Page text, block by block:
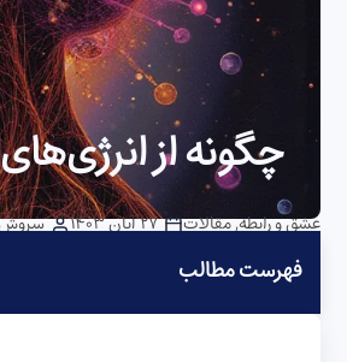
چگونه از
عشق و رابطه,مقالات 27 آبان 1403
فهرست مطالب